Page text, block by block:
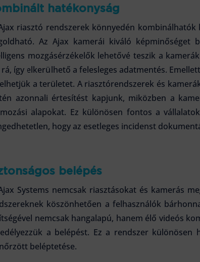
hatékonyság
riasztó rendszerek könnyedén
Az Ajax kamerái kiváló képminőséget
mozgásérzékelők lehetővé teszik a
így elkerülhető a felesleges adatmentés.
a területet. A riasztórendszerek és
azonnali értesítést kapjunk, miközben a
alapokat. Ez különösen fontos a
hogy az esetleges incidenst
belépés
Systems nemcsak riasztásokat és kamerás
köszönhetően a felhasználók
nemcsak hangalapú, hanem élő videós
a belépést. Ez a rendszer
beléptetése.